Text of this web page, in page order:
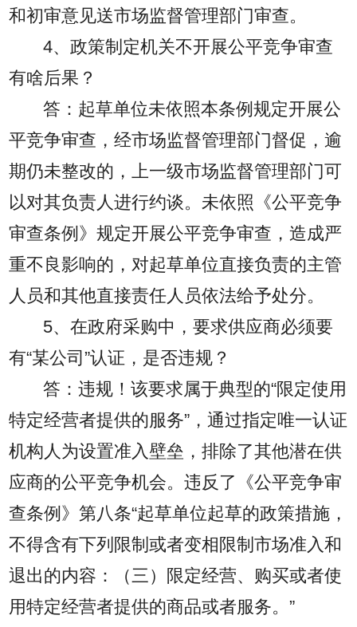
和初审意见送市场监督管理部门审查。
4、政策制定机关不开展公平竞争审查
有啥后果？
答：起草单位未依照本条例规定开展公
平竞争审查，经市场监督管理部门督促，逾
期仍未整改的，上一级市场监督管理部门可
以对其负责人进行约谈。未依照《公平竞争
审查条例》规定开展公平竞争审查，造成严
重不良影响的，对起草单位直接负责的主管
人员和其他直接责任人员依法给予处分。
5、在政府采购中，要求供应商必须要
有“某公司”认证，是否违规？
答：违规！该要求属于典型的“限定使用
特定经营者提供的服务”，通过指定唯一认证
机构人为设置准入壁垒，排除了其他潜在供
应商的公平竞争机会。违反了《公平竞争审
查条例》第八条“起草单位起草的政策措施，
不得含有下列限制或者变相限制市场准入和
退出的内容：（三）限定经营、购买或者使
用特定经营者提供的商品或者服务。”